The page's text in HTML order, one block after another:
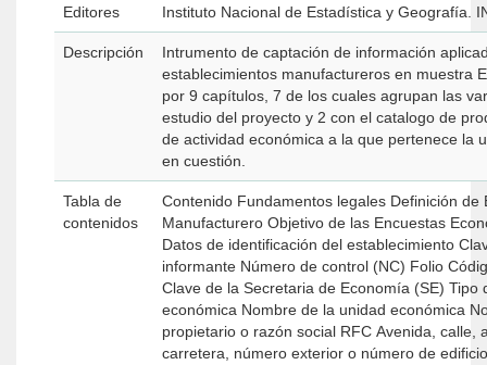
Editores Instituto Nacional de Estadística y Geografía.
Descripción
Intrumento de captación de información
establecimientos manufactureros en muestra
por 9 capítulos, 7 de los cuales agrupan las
estudio del proyecto y 2 con el catalogo de
de actividad económica a la que pertenece la
en cuestión.
Tabla de
contenidos
Contenido Fundamentos legales Definición de Establecimiento
Manufacturero Objetivo de las Encuestas Económicas Nacionales
Datos de identificación del establecimiento Clave única Clave del
informante Número de control (NC) Folio Código de actividad
Clave de la Secretaria de Economía (SE) Tipo de unidad
económica Nombre de la unidad económica Nombre del
propietario o razón social RFC Avenida, calle, andador o
carretera, número exterior o número de edificio,